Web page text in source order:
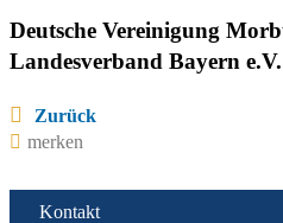
Deutsche Vereinigung
Landesverband Bayern e.V.
Zurück
merken
Kontakt